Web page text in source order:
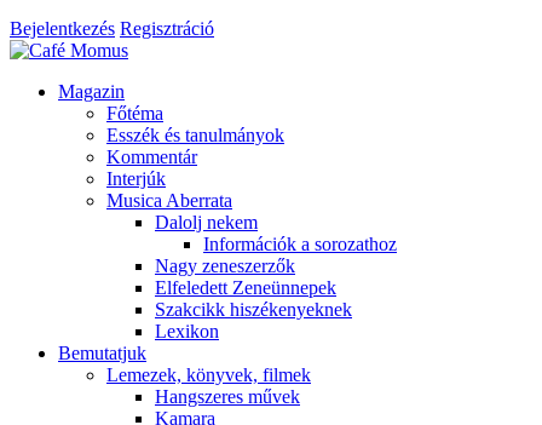
Bejelentkezés Regisztráció
Magazin
Főtéma
Esszék és tanulmányok
Kommentár
Interjúk
Musica Aberrata
Dalolj nekem
Információk a sorozathoz
Nagy zeneszerzők
Elfeledett Zeneünnepek
Szakcikk hiszékenyeknek
Lexikon
Bemutatjuk
Lemezek, könyvek, filmek
Hangszeres művek
Kamara